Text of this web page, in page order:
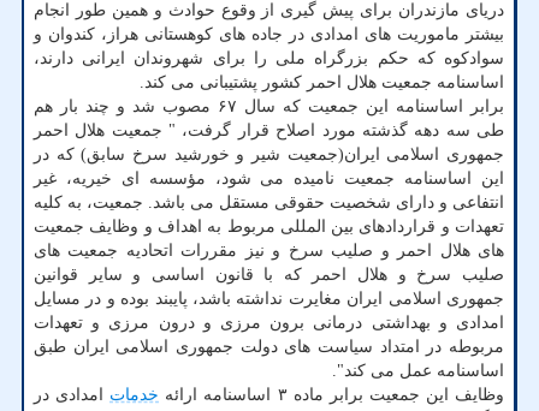
دریای مازندران برای پیش گیری از وقوع حوادث و همین طور انجام
بیشتر ماموریت های امدادی در جاده های کوهستانی هراز، کندوان و
سوادکوه که حکم بزرگراه ملی را برای شهروندان ایرانی دارند،
اساسنامه جمعیت هلال احمر کشور پشتیبانی می کند.
برابر اساسنامه این جمعیت که سال ۶۷ مصوب شد و چند بار هم
طی سه دهه گذشته مورد اصلاح قرار گرفت، " جمعیت هلال احمر
جمهوری اسلامی ایران(جمعیت شیر و خورشید سرخ سابق) که در
این اساسنامه جمعیت نامیده می شود، مؤسسه ای خیریه، غیر
انتفاعی و دارای شخصیت حقوقی مستقل می باشد. جمعیت، به کلیه
تعهدات و قراردادهای بین المللی مربوط به اهداف و وظایف جمعیت
های هلال احمر و صلیب سرخ و نیز مقررات اتحادیه جمعیت های
صلیب سرخ و هلال احمر که با قانون اساسی و سایر قوانین
جمهوری اسلامی ایران مغایرت نداشته باشد، پایبند بوده و در مسایل
امدادی و بهداشتی درمانی برون مرزی و درون مرزی و تعهدات
مربوطه در امتداد سیاست های دولت جمهوری اسلامی ایران طبق
اساسنامه عمل می کند".
وظایف این جمعیت برابر ماده ۳ اساسنامه ارائه
خدمات امدادی در